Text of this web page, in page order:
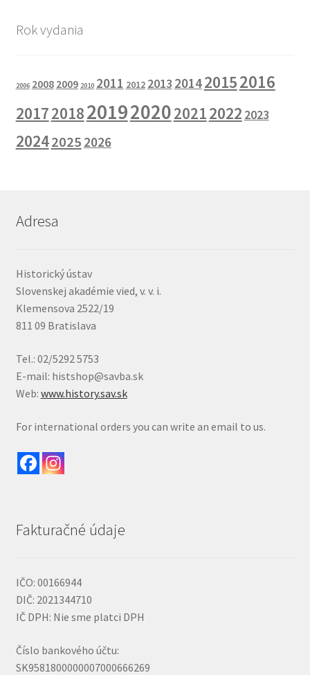
Rok vydania
2006 2008 2009 2010 2011 2012 2013 201420152016
201720182019202020212022 2023
20242025 2026
Adresa
Historický ústav
Slovenskej akadémie vied, v. v. i.
Klemensova 2522/19
811 09 Bratislava
Tel.: 02/5292 5753
E-mail: histshop@savba.sk
Web: www.history.sav.sk
For international orders you can write an email to us.
Fakturačné údaje
IČO: 00166944
DIČ: 2021344710
IČ DPH: Nie sme platci DPH
Číslo bankového účtu:
SK9581800000007000666269